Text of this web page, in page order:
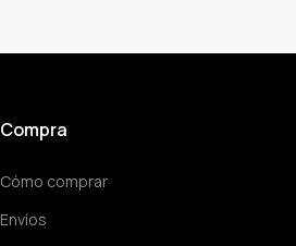
Compra
Cómo comprar
Envíos